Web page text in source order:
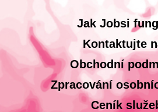
Jak Jobsi
Kontaktujte
Obchodní
Zpracování
Ceník